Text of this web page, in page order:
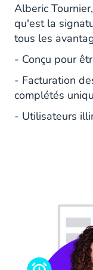
Alberic
qu'est la
tous les
- Conçu pour
- Facturation
complétés
- Utilisateurs